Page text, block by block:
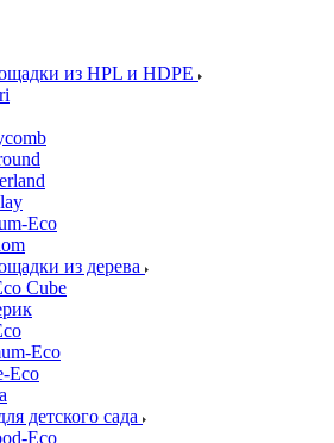
из HPL и HDPE
Eco
из дерева
Cube
Еco
Eco
детского сада
Eco